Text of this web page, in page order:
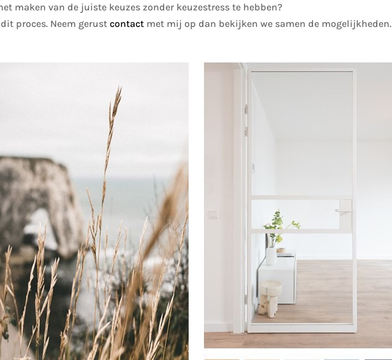
maken van de juiste keuzes zonder keuzestress te hebben?
proces. Neem gerustcontact met mij op dan bekijken we samen de mogelijkheden.